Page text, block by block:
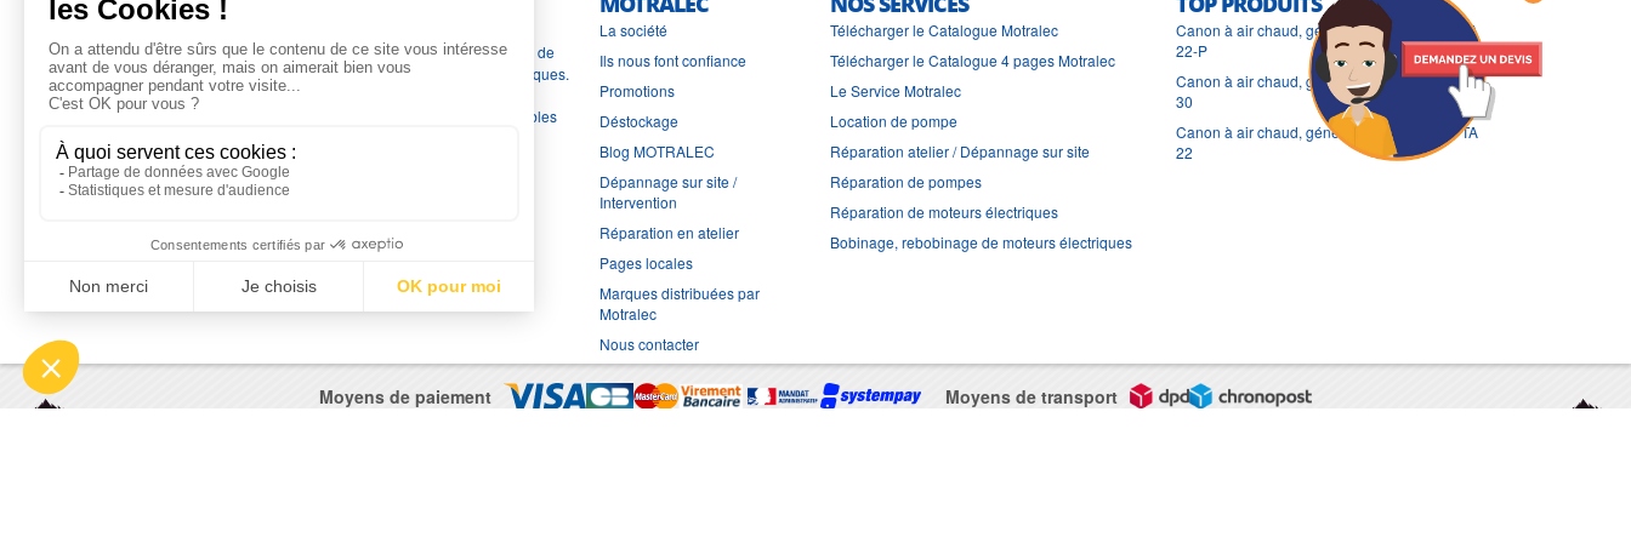
France en pompes de relevage, station de relevage, pompe de
chauffage, suppression, forage, immergée et moteurs électriques.
Nous assuronsla vente, la réparation, l'installation et le
dépannage
, tout en travaillant avec les marques les plus fiables
La société
Ils nous font confiance
Promotions
Déstockage
Blog MOTRALEC
Dépannage sur site /
Intervention
Réparation en atelier
Pages locales
Marques distribuées par
Motralec
Nous contacter
Télécharger le Catalogue Motralec
Télécharger le Catalogue 4 pages Motralec
Le Service Motralec
Location de pompe
Réparation atelier / Dépannage sur site
Réparation de pompes
Réparation de moteurs électriques
Bobinage, rebobinage de moteurs électriques
Canon à air chaud, générateur Thermobile TA
22-P
Canon à air chaud, générateur Thermobile TA
30
Canon à air chaud, générateur Thermobile TA
22
Moyens de paiement Moyens de transport